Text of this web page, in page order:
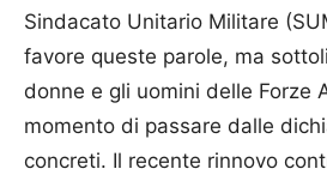
Sindacato Unitario Militare
favore queste parole, ma
donne e gli uomini delle Forze
momento di passare dalle
concreti. Il recente rinnovo